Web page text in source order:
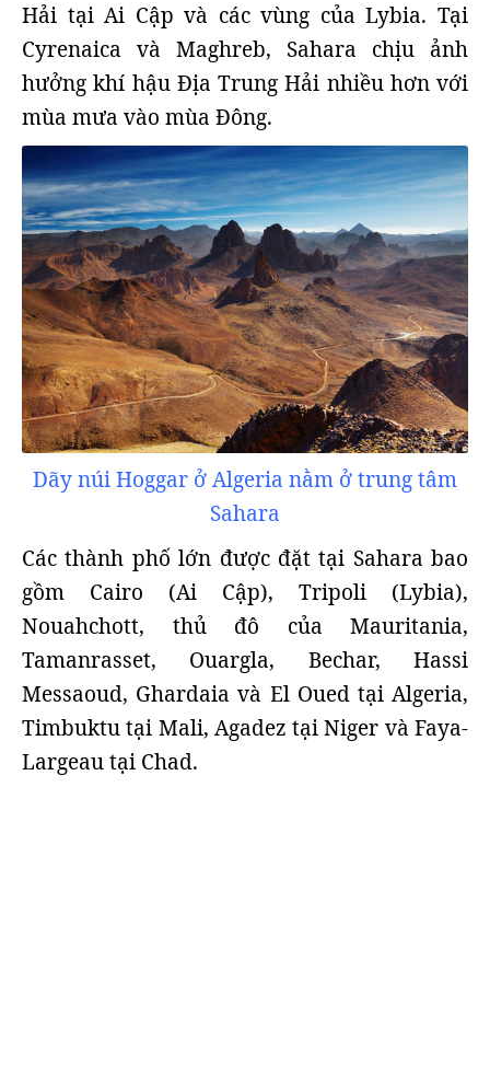
Hải tại Ai Cập và các vùng của Lybia. Tại
Cyrenaica và Maghreb, Sahara chịu ảnh
hưởng khí hậu Địa Trung Hải nhiều hơn với
mùa mưa vào mùa Đông.
Dãy núi Hoggar ở Algeria nằm ở trung tâm
Sahara
Các thành phố lớn được đặt tại Sahara bao
gồm Cairo (Ai Cập), Tripoli (Lybia),
Nouahchott, thủ đô của Mauritania,
Tamanrasset, Ouargla, Bechar, Hassi
Messaoud, Ghardaia và El Oued tại Algeria,
Timbuktu tại Mali, Agadez tại Niger và Faya-
Largeau tại Chad.